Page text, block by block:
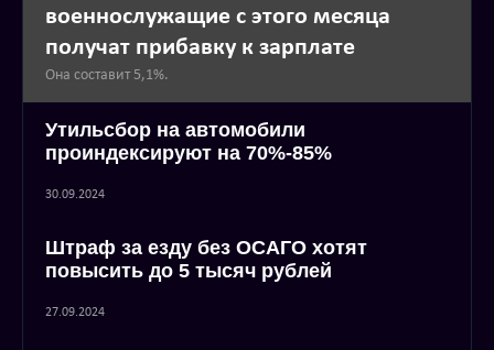
военнослужащие с этого месяца
получат прибавку к зарплате
Она составит 5,1%.
Утильсбор на автомобили
проиндексируют на 70%-85%
30.09.2024
Штраф за езду без ОСАГО хотят
повысить до 5 тысяч рублей
27.09.2024